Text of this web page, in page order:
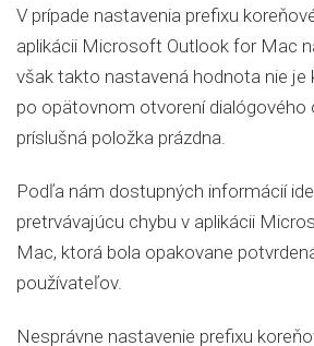
V prípade nastavenia prefixu
aplikácii Microsoft Outlook for Mac
však takto nastavená hodnota nie je
po opätovnom otvorení dialógového
príslušná položka prázdna.
Podľa nám dostupných informácií
pretrvávajúcu chybu v aplikácii
Mac, ktorá bola opakovane
používateľov.
Nesprávne nastavenie prefixu